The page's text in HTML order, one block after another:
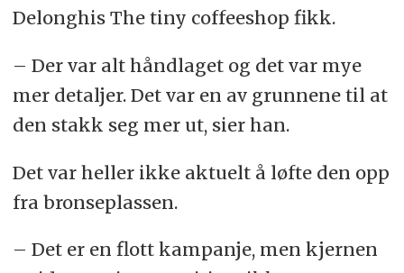
Delonghis The tiny coffeeshop fikk.
– Der var alt håndlaget og det var mye
mer detaljer. Det var en av grunnene til at
den stakk seg mer ut, sier han.
Det var heller ikke aktuelt å løfte den opp
fra bronseplassen.
– Det er en flott kampanje, men kjernen